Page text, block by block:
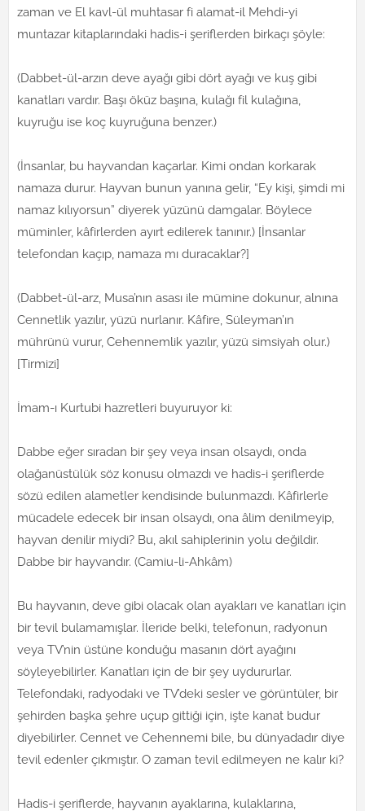
zaman ve El kavl-ül muhtasar fi alamat-il Mehdi-yi
muntazar kitaplarındaki hadis-i şeriflerden birkaçı şöyle:
(Dabbet-ül-arzın deve ayağı gibi dört ayağı ve kuş gibi
kanatları vardır. Başı öküz başına, kulağı fil kulağına,
kuyruğu ise koç kuyruğuna benzer.)
(İnsanlar, bu hayvandan kaçarlar. Kimi ondan korkarak
namaza durur. Hayvan bunun yanına gelir, “Ey kişi, şimdi mi
namaz kılıyorsun” diyerek yüzünü damgalar. Böylece
müminler, kâfirlerden ayırt edilerek tanınır.) [İnsanlar
telefondan kaçıp, namaza mı duracaklar?]
(Dabbet-ül-arz, Musa’nın asası ile mümine dokunur, alnına
Cennetlik yazılır, yüzü nurlanır. Kâfire, Süleyman’ın
mührünü vurur, Cehennemlik yazılır, yüzü simsiyah olur.)
[Tirmizi]
İmam-ı Kurtubi hazretleri buyuruyor ki:
Dabbe eğer sıradan bir şey veya insan olsaydı, onda
olağanüstülük söz konusu olmazdı ve hadis-i şeriflerde
sözü edilen alametler kendisinde bulunmazdı. Kâfirlerle
mücadele edecek bir insan olsaydı, ona âlim denilmeyip,
hayvan denilir miydi? Bu, akıl sahiplerinin yolu değildir.
Dabbe bir hayvandır. (Camiu-li-Ahkâm)
Bu hayvanın, deve gibi olacak olan ayakları ve kanatları için
bir tevil bulamamışlar. İleride belki, telefonun, radyonun
veya TV’nin üstüne konduğu masanın dört ayağını
söyleyebilirler. Kanatları için de bir şey uydururlar.
Telefondaki, radyodaki ve TV’deki sesler ve görüntüler, bir
şehirden başka şehre uçup gittiği için, işte kanat budur
diyebilirler. Cennet ve Cehennemi bile, bu dünyadadır diye
tevil edenler çıkmıştır. O zaman tevil edilmeyen ne kalır ki?
Hadis-i şeriflerde, hayvanın ayaklarına, kulaklarına,